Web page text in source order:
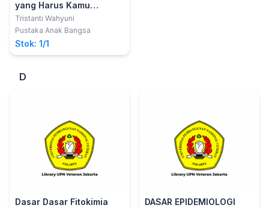
yang Harus Kamu
Ketahui tentang Corona
Virus
Tristanti Wahyuni
Pustaka Anak Bangsa
Stok: 1/1
D
Dasar Dasar Fitokimia
DASAR EPIDEMIOLOGI